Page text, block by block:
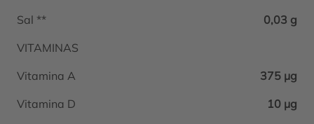
Sal **
0,03 g
VITAMINAS
Vitamina A
375 μg
Vitamina D
10 μg